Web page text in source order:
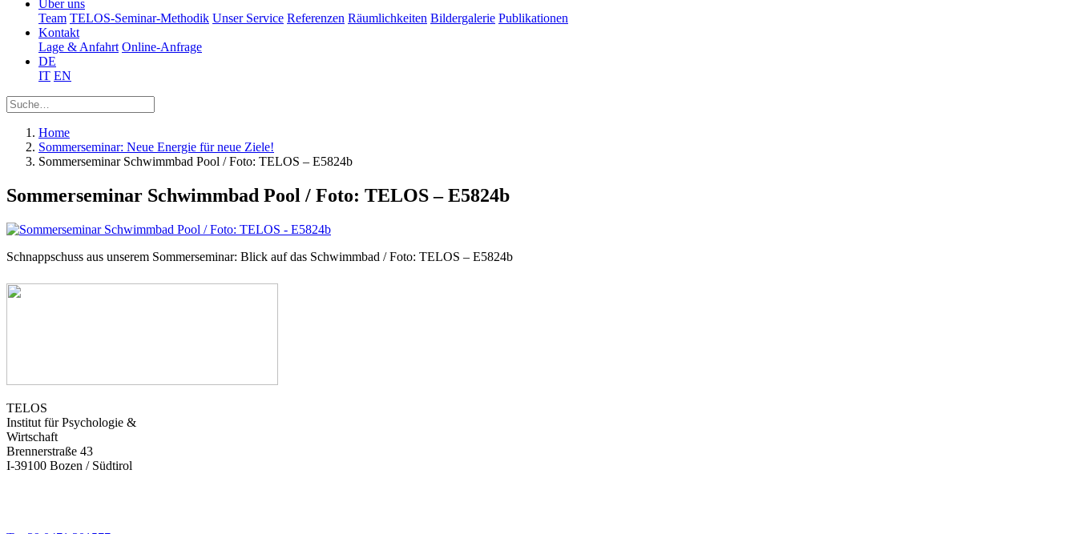
Über uns
Team TELOS-Seminar-Methodik Unser Service Referenzen Räumlichkeiten Bildergalerie Publikationen
Kontakt
Lage & Anfahrt Online-Anfrage
DE
IT EN
Home
Sommerseminar: Neue Energie für neue Ziele!
Sommerseminar Schwimmbad Pool / Foto: TELOS – E5824b
Sommerseminar Schwimmbad Pool / Foto: TELOS – E5824b
Schnappschuss aus unserem Sommerseminar: Blick auf das Schwimmbad / Foto: TELOS – E5824b
TELOS
Institut für Psychologie &
Wirtschaft
Brennerstraße 43
I-39100 Bozen / Südtirol